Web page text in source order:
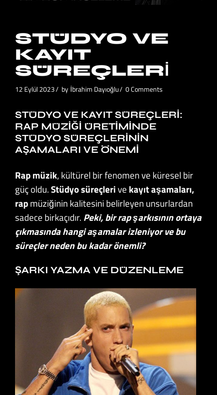
STÜDYO VE
KAYIT
SÜREÇLERI
12 Eylül 2023 by İbrahim Dayıoğlu 0 Comments
STÜDYO VE KAYIT SÜREÇLERI:
RAP MÜZIĞI ÜRETIMINDE
STÜDYO SÜREÇLERININ
AŞAMALARI VE ÖNEMI
Rap müzik, kültürel bir fenomen ve küresel bir
güç oldu.Stüdyo süreçlerive kayıt aşamaları,
rapmüziğinin kalitesini belirleyen unsurlardan
sadece birkaçıdır. Peki, bir rap şarkısının ortaya
çıkmasında hangi aşamalar izleniyor ve bu
süreçler neden bu kadar önemli?
ŞARKI YAZMA VE DÜZENLEME